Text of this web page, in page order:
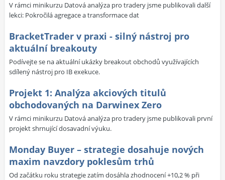
V rámci minikurzu Datová analýza pro tradery jsme publikovali další
lekci: Pokročilá agregace a transformace dat
BracketTrader v praxi - silný nástroj pro
aktuální breakouty
Podívejte se na aktuální ukázky breakout obchodů využívajících
sdílený nástroj pro IB exekuce.
Projekt 1: Analýza akciových titulů
obchodovaných na Darwinex Zero
V rámci minikurzu Datová analýza pro tradery jsme publikovali první
projekt shrnující dosavadní výuku.
Monday Buyer – strategie dosahuje nových
maxim navzdory poklesům trhů
Od začátku roku strategie zatím dosáhla zhodnocení +10,2 % při